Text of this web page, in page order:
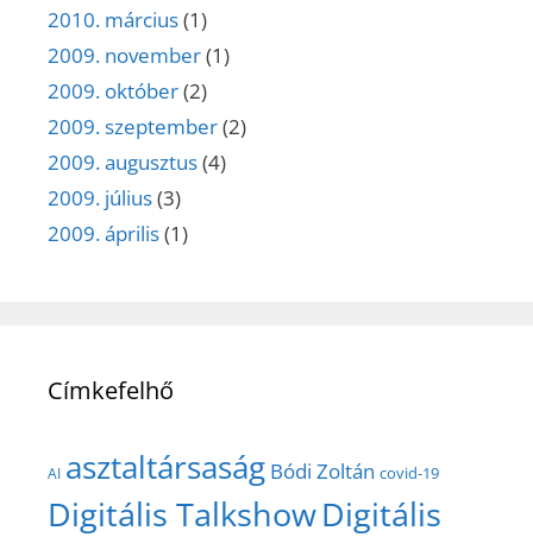
2010. március(1)
2009. november(1)
2009. október(2)
2009. szeptember(2)
2009. augusztus(4)
2009. július(3)
2009. április(1)
Címkefelhő
AI asztaltársaság Bódi Zoltán covid-19
Digitális TalkshowDigitális